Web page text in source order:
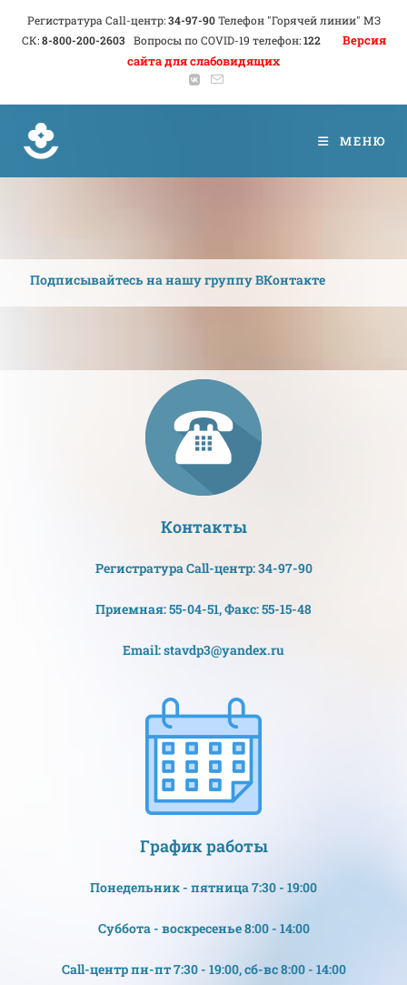
Регистратура Call-центр:34-97-90 Телефон "Горячей линии" МЗ
СК:8-800-200-2603 Вопросы по COVID-19 телефон:122
Версия
сайта для слабовидящих
МЕНЮ
Подписывайтесь на нашу группу ВКонтакте
Контакты
Регистратура Call-центр: 34-97-90
Приемная: 55-04-51, Факс: 55-15-48
Email: stavdp3@yandex.ru
График работы
Понедельник - пятница 7:30 - 19:00
Суббота - воскресенье 8:00 - 14:00
Call-центр пн-пт 7:30 - 19:00, сб-вс 8:00 - 14:00